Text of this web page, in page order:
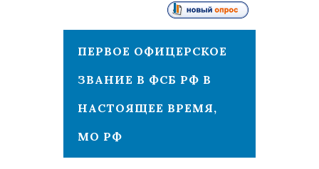
ПЕРВОЕ ОФИЦЕРСКОЕ
ЗВАНИЕ В ФСБ РФ В
НАСТОЯЩЕЕ ВРЕМЯ,
МО РФ